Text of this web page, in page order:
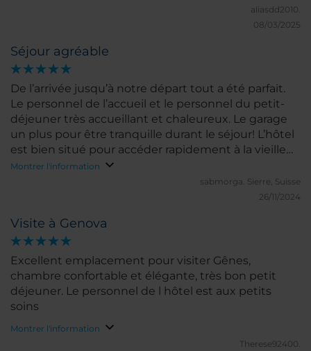
aliasdd2010.
08/03/2025
Séjour agréable
De l’arrivée jusqu’à notre départ tout a été parfait.
Le personnel de l’accueil et le personnel du petit-
déjeuner très accueillant et chaleureux. Le garage
un plus pour être tranquille durant le séjour! L’hôtel
est bien situé pour accéder rapidement à la vieille
ville de Gênes , ainsi qu’aux rues marchandes. Dans
les alentours de l’hôtel, on trouve de très bons
restaurants. On reviendra sûrement pour profiter de
Montrer l'information
sabmorga. Sierre, Suisse
26/11/2024
Visite à Genova
Excellent emplacement pour visiter Gênes,
chambre confortable et élégante, très bon petit
déjeuner. Le personnel de l hôtel est aux petits
soins
Montrer l'information
Therese92400.